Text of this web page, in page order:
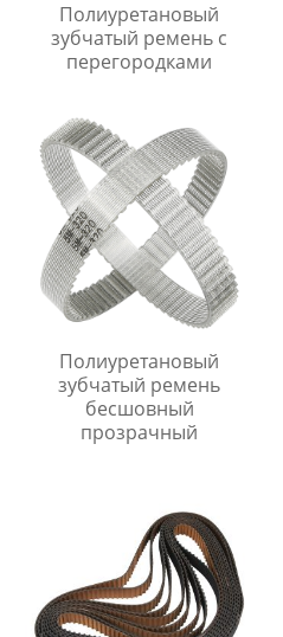
Полиуретановый
зубчатый ремень с
перегородками
Полиуретановый
зубчатый ремень
бесшовный
прозрачный